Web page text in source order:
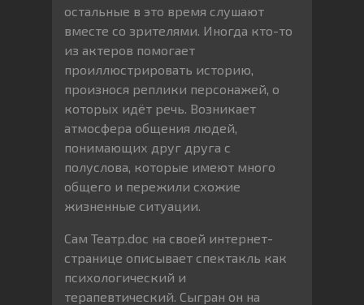
остальные в это время слушают
вместе со зрителями. Иногда кто-то
из актеров помогает
проиллюстрировать историю,
произнося реплики персонажей, о
которых идёт речь. Возникает
атмосфера общения людей,
понимающих друг друга с
полуслова, которые имеют много
общего и пережили схожие
жизненные ситуации.
Сам Театр.doc на своей интернет-
странице описывает спектакль как
психологический и
терапевтический. Сыгран он на